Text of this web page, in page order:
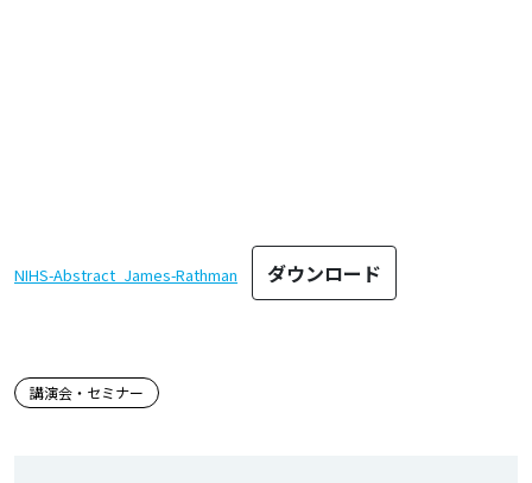
NIHS-Abstract_James-Rathman ダウンロード
この記事のタグ
講演会・セミナー